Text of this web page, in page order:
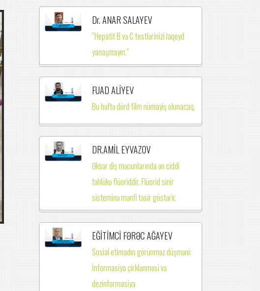
Dr. ANAR SALAYEV
”Hepatit B və C testlərinizi laqeyd
yanaşmayın.”
FUAD ALİYEV
Bu həftə dörd film nümayiş olunacaq.
DR.AMİL EYVAZOV
Əksər diş məcunlarında ən ciddi
təhlükə flüoriddir. Flüorid sinir
sisteminə mənfi təsir göstərir.
EĞİTİMCİ FƏRƏC AĞAYEV
Sosial etimadın görünməz düşməni:
İnformasiya çirklənməsi və
dezinformasiya